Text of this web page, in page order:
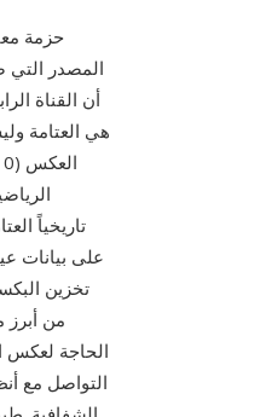
تخزين
التواصل مع